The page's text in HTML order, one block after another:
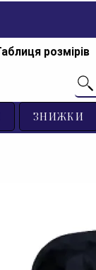
розмірів
ЗНИЖКИ